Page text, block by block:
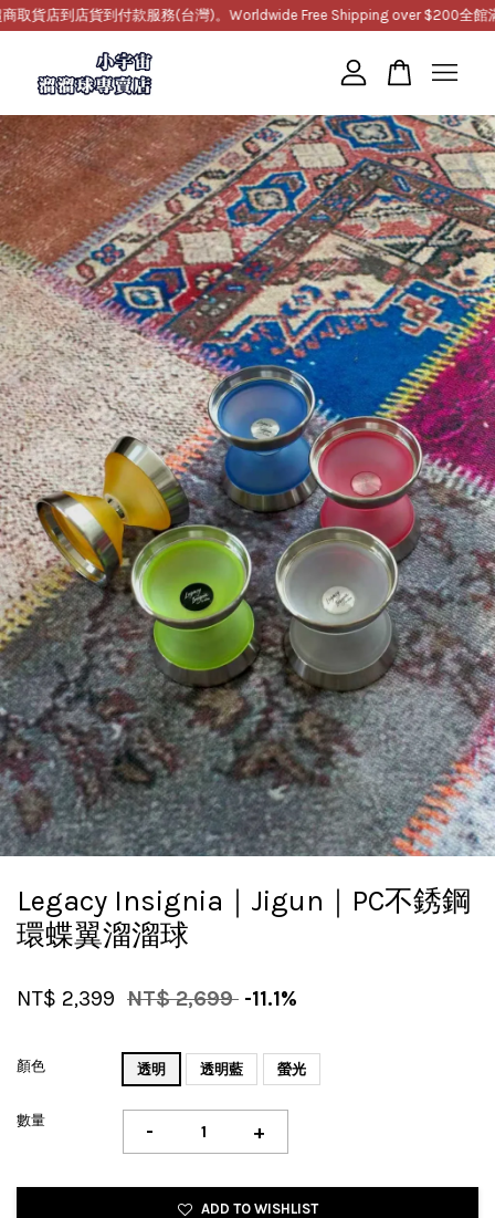
貨店到店貨到付款服務(台灣)。Worldwide Free Shipping over $200全館滿
Legacy Insignia｜Jigun｜PC不銹鋼
環蝶翼溜溜球
NT$ 2,399 NT$ 2,699 -11.1%
顏色 透明 透明藍 螢光
數量 - +
ADD TO WISHLIST
您的購物車目前還是空的。
繼續購物